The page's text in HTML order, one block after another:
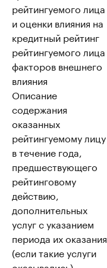
рейтингуемого лица
и оценки влияния на
кредитный рейтинг
рейтингуемого лица
факторов внешнего
влияния
Описание
содержания
оказанных
рейтингуемому лицу
в течение года,
предшествующего
рейтинговому
действию,
дополнительных
услуг с указанием
периода их оказания
(если такие услуги